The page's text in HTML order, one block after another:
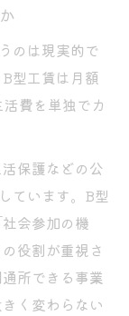
のは現実的で
型工賃は月額
費を単独でカ
保護などの公
ています。B型
会参加の機
役割が重視さ
所できる事業
く変わらない